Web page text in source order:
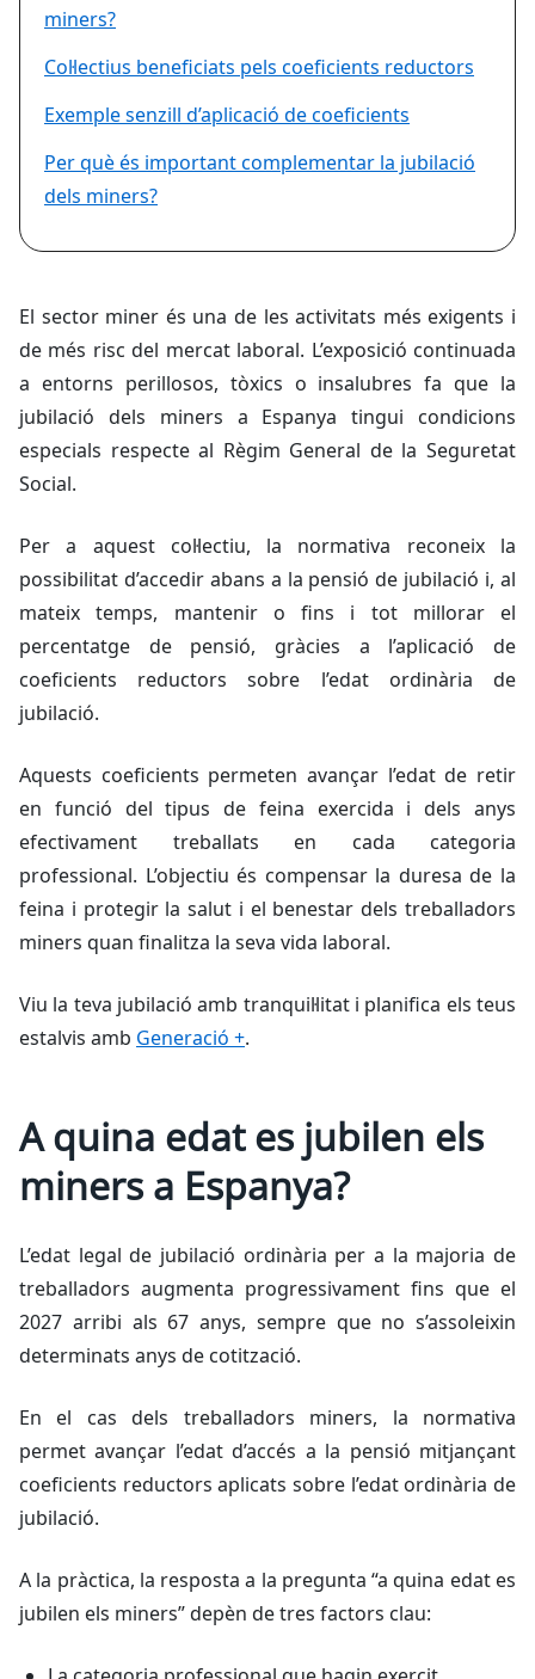
miners?
Col·lectius beneficiats pels coeficients reductors
Exemple senzill d’aplicació de coeficients
Per què és important complementar la jubilació
dels miners?
El sector miner és una de les activitats més exigents i
de més risc del mercat laboral. L’exposició continuada
a entorns perillosos, tòxics o insalubres fa que la
jubilació dels miners a Espanya tingui condicions
especials respecte al Règim General de la Seguretat
Social.
Per a aquest col·lectiu, la normativa reconeix la
possibilitat d’accedir abans a la pensió de jubilació i, al
mateix temps, mantenir o fins i tot millorar el
percentatge de pensió, gràcies a l’aplicació de
coeficients reductors sobre l’edat ordinària de
jubilació.
Aquests coeficients permeten avançar l’edat de retir
en funció del tipus de feina exercida i dels anys
efectivament treballats en cada categoria
professional. L’objectiu és compensar la duresa de la
feina i protegir la salut i el benestar dels treballadors
miners quan finalitza la seva vida laboral.
Viu la teva jubilació amb tranquil·litat i planifica els teus
estalvis amb Generació +.
A quina edat es jubilen els
miners a Espanya?
L’edat legal de jubilació ordinària per a la majoria de
treballadors augmenta progressivament fins que el
2027 arribi als 67 anys, sempre que no s’assoleixin
determinats anys de cotització.
En el cas dels treballadors miners, la normativa
permet avançar l’edat d’accés a la pensió mitjançant
coeficients reductors aplicats sobre l’edat ordinària de
jubilació.
A la pràctica, la resposta a la pregunta “a quina edat es
jubilen els miners” depèn de tres factors clau: